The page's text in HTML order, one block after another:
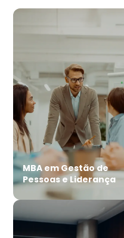
MBA em Gestão de
Pessoas e Liderança